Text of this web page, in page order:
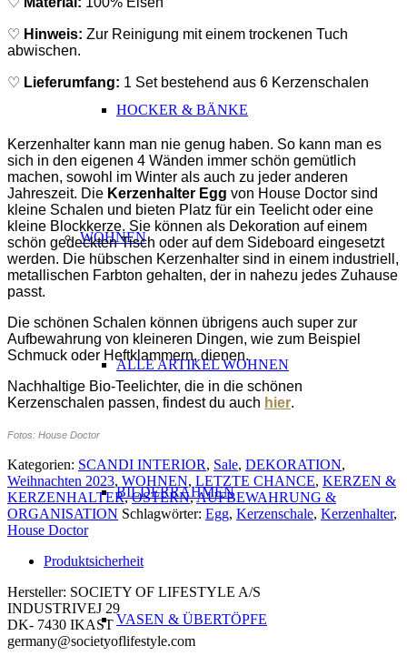
HOCKER & BÄNKE
WOHNEN
ALLE ARTIKEL WOHNEN
BILDERRAHMEN
VASEN & ÜBERTÖPFE
♡ Hinweis: Zur Reinigung mit einem trockenen Tuch
abwischen.
♡ Lieferumfang: 1 Set bestehend aus 6 Kerzenschalen
Kerzenhalter kann man nie genug haben. So kann man es
sich in den eigenen 4 Wänden immer schön gemütlich
machen, sowohl im Winter als auch zu jeder anderen
Jahreszeit. Die Kerzenhalter Egg von House Doctor sind
kleine Schalen und bieten Platz für ein Teelicht oder eine
kleine Blockkerze. Sie können als Dekoration auf einem
schön gedeckten Tisch oder auf dem Sideboard eingesetzt
werden. Die hübschen Kerzenhalter sind in einem industriell,
metallischen Farbton gehalten, der in nahezu jedes Zuhause
passt.
Die schönen Schalen können übrigens auch super zur
Aufbewahrung von kleineren Dingen, wie zum Beispiel
Schmuck oder Heftklammern, dienen.
Nachhaltige Bio-Teelichter, die in die schönen
Kerzenschalen passen, findest du auch hier.
Fotos: House Doctor
Kategorien: SCANDI INTERIOR, Sale, DEKORATION,
Weihnachten 2023, WOHNEN, LETZTE CHANCE, KERZEN &
KERZENHALTER,OSTERN,AUFBEWAHRUNG &
ORGANISATION Schlagwörter: Egg, Kerzenschale, Kerzenhalter,
House Doctor
Produktsicherheit
Hersteller: SOCIETY OF LIFESTYLE A/S
INDUSTRIVEJ 29
DK- 7430 IKAST
germany@societyoflifestyle.com